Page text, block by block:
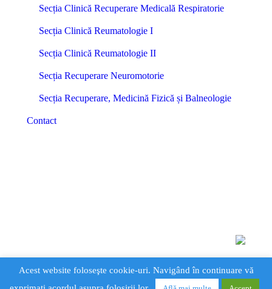
Secția Clinică Recuperare Medicală Respiratorie
Secția Clinică Reumatologie I
Secția Clinică Reumatologie II
Secția Recuperare Neuromotorie
Secția Recuperare, Medicină Fizică și Balneologie
Contact
Acest website foloseşte cookie-uri. Navigând în continuare vă